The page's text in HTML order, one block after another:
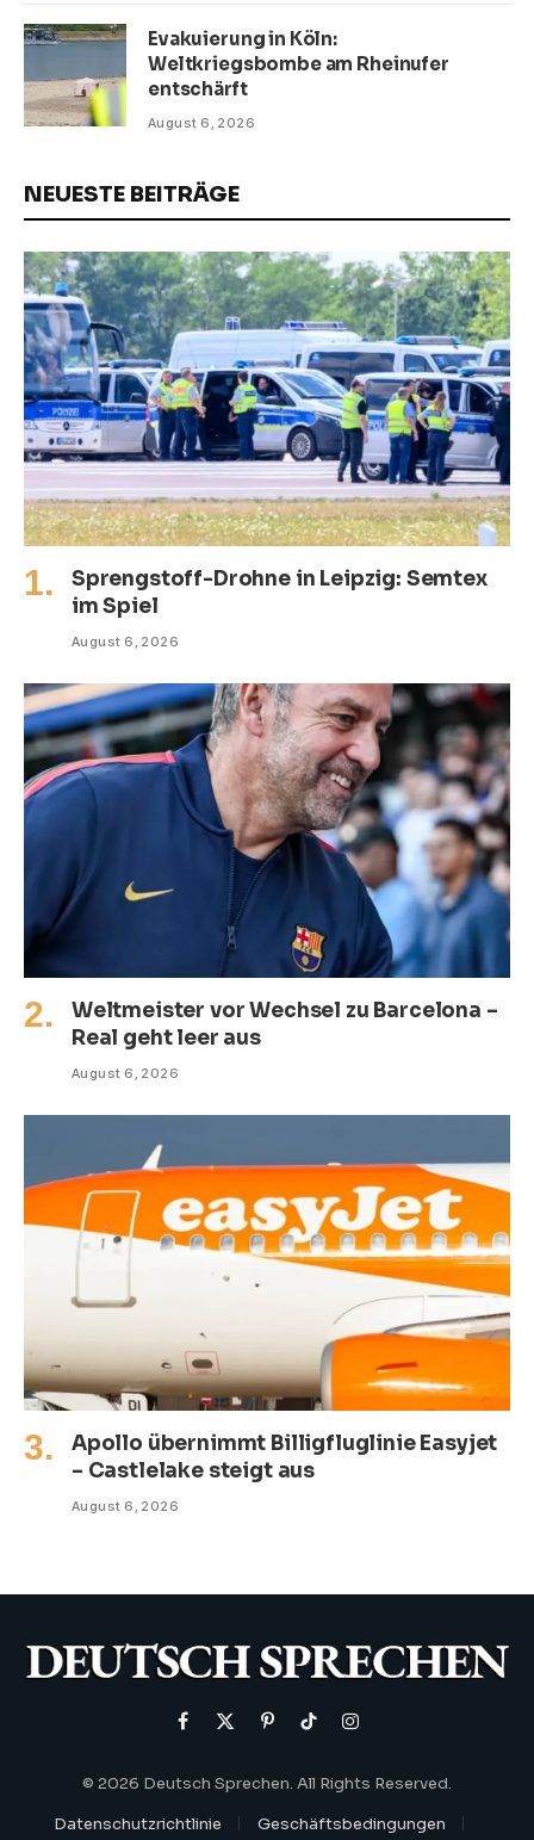
Evakuierung in Köln:
Weltkriegsbombe am Rheinufer
entschärft
August 6, 2026
NEUESTE BEITRÄGE
Sprengstoff-Drohne in Leipzig: Semtex
im Spiel
August 6, 2026
Weltmeister vor Wechsel zu Barcelona –
Real geht leer aus
August 6, 2026
Apollo übernimmt Billigfluglinie Easyjet
– Castlelake steigt aus
August 6, 2026
Facebook
X
Pinterest
TikTokInstagram
© 2026 Deutsch Sprechen. All Rights Reserved.
Datenschutzrichtlinie
Geschäftsbedingungen